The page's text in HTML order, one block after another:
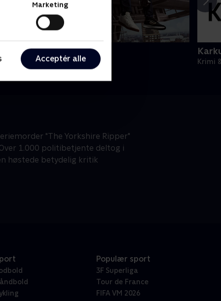
Marketing
Acceptér alle
& Spænding • 3 sæsoner Krimi
"The Yorkshire Ripper"
1.000 politibetjente deltog i
høstede betydelig kritik
Populær sport
3F Superliga
Tour de France
FIFA VM 2026